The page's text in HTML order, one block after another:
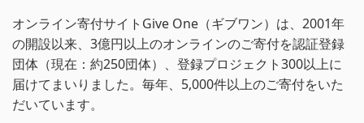
オンライン寄付サイトGive One（ギブワン）は、2001年
の開設以来、3億円以上のオンラインのご寄付を認証登録
団体（現在：約250団体）、登録プロジェクト300以上に
届けてまいりました。毎年、5,000件以上のご寄付をいた
だいています。